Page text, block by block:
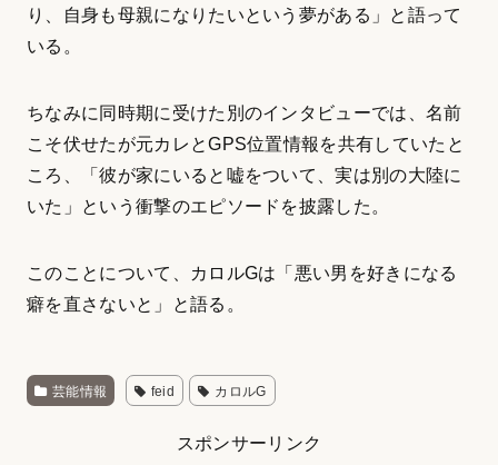
り、自身も母親になりたいという夢がある」と語って
いる。
ちなみに同時期に受けた別のインタビューでは、名前
こそ伏せたが元カレとGPS位置情報を共有していたと
ころ、「彼が家にいると嘘をついて、実は別の大陸に
いた」という衝撃のエピソードを披露した。
このことについて、カロルGは「悪い男を好きになる
癖を直さないと」と語る。
芸能情報 feid カロルG
スポンサーリンク